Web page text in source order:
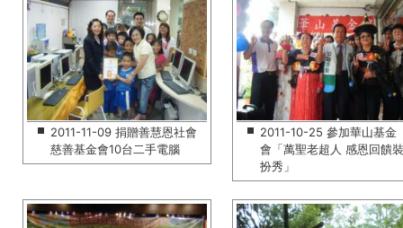
2011-11-09 捐贈善慧恩社會
慈善基金會10台二手電腦
2011-10-25 參加華山基金
會「萬聖老超人 感恩回饋裝
扮秀」